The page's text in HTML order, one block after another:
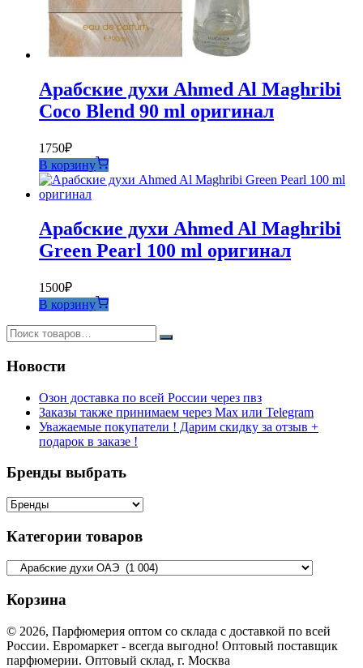
Арабские духи Ahmed Al Maghribi
Coco Blend 90 ml оригинал
1750₽
В корзину
Арабские духи Ahmed Al Maghribi
Green Pearl 100 ml оригинал
1500₽
В корзину
Новости
Озон доставка по всей России через пвз
Заказы также принимаем через Max или Telegram
Уважаемые покупатели ! Дарим скидку за отзыв +
подарок в заказе !
Бренды выбрать
Категории товаров
Корзина
© 2026, Парфюмерия оптом со склада с доставкой по всей
России. Евромаркет - всегда выгодно! Оптовый поставщик
парфюмерии. Оптовый склад, г. Москва